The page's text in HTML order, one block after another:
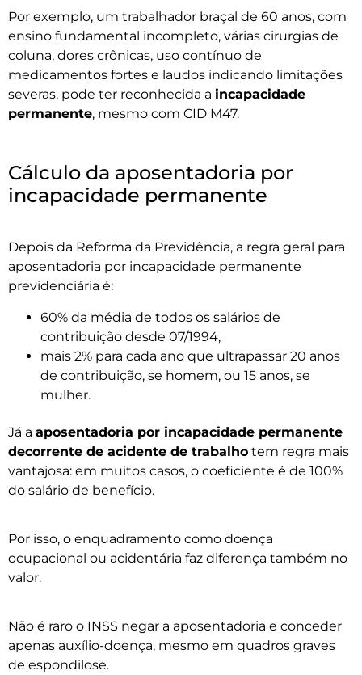
Por exemplo, um trabalhador braçal de 60 anos, com
ensino fundamental incompleto, várias cirurgias de
coluna, dores crônicas, uso contínuo de
medicamentos fortes e laudos indicando limitações
severas, pode ter reconhecida a incapacidade
permanente, mesmo com CID M47.
Cálculo da aposentadoria por
incapacidade permanente
Depois da Reforma da Previdência, a regra geral para
aposentadoria por incapacidade permanente
previdenciária é:
60% da média de todos os salários de
contribuição desde 07/1994,
mais 2% para cada ano que ultrapassar 20 anos
de contribuição, se homem, ou 15 anos, se
mulher.
Já a aposentadoria por incapacidade permanente
decorrente de acidente de trabalho tem regra mais
vantajosa: em muitos casos, o coeficiente é de 100%
do salário de benefício.
Por isso, o enquadramento como doença
ocupacional ou acidentária faz diferença também no
valor.
Não é raro o INSS negar a aposentadoria e conceder
apenas auxílio-doença, mesmo em quadros graves
de espondilose.